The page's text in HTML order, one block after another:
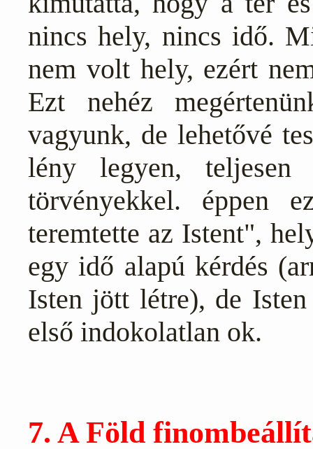
nincs hely, nincs idő.
nem volt hely, ezért
Ezt nehéz
vagyunk, de lehetővé
lény legyen, teljesen
törvényekkel. éppen
teremtette az Istent",
egy idő alapú kérdés
Isten jött létre), de
első indokolatlan ok.
7. A Föld